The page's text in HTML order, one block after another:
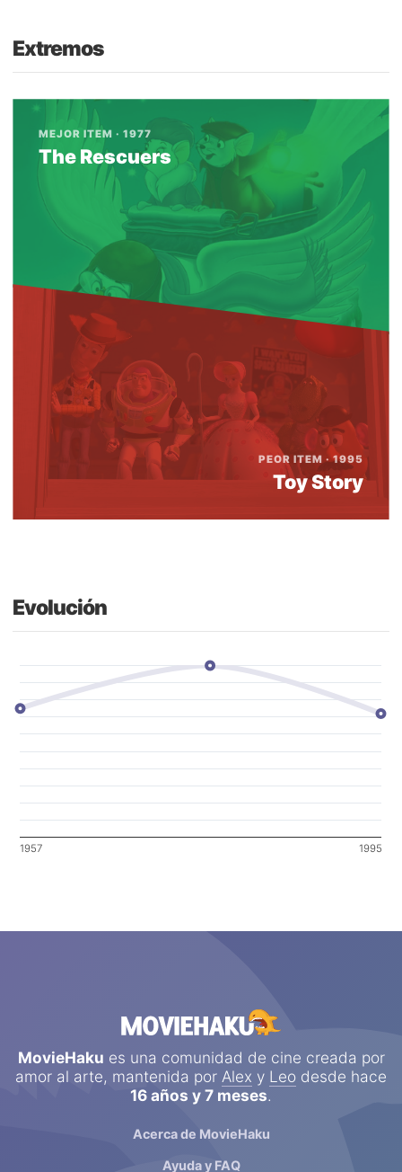
Extremos
MEJOR ITEM · 1977
The Rescuers
PEOR ITEM · 1995
Toy Story
Evolución
1957 1995
MovieHaku es una comunidad de cine creada por
amor al arte, mantenida por Alex y Leo desde hace
16 años y 7 meses.
Acerca de MovieHaku
Ayuda y FAQ